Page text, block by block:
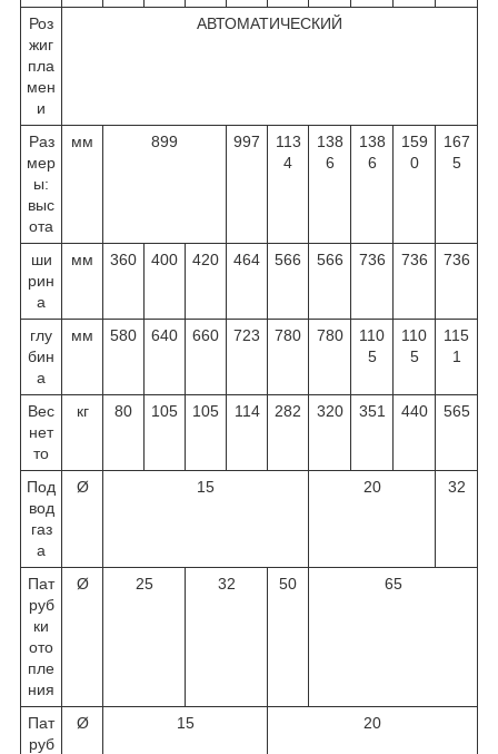
Роз
жиг
пла
мен
и
АВТОМАТИЧЕСКИЙ
Раз
мер
ы:
выс
ота
мм 899 997
113
4
138
6
138
6
159
0
167
5
ши
рин
а
мм 360 400 420 464 566 566 736 736 736
глу
бин
а
мм 580 640 660 723 780 780
110
5
110
5
115
1
Вес
нет
то
кг 80 105 105 114 282 320 351 440 565
Под
вод
газ
а
Ø 15 20 32
Пат
руб
ки
ото
пле
ния
Ø 25 32 50 65
Пат
руб
Ø 15 20